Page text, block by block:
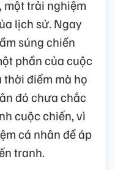
một trải nghiệm
lịch sử. Ngay
súng chiến
phần của cuộc
điểm mà họ
đó chưa chắc
cuộc chiến, vì
cá nhân để áp
tranh.